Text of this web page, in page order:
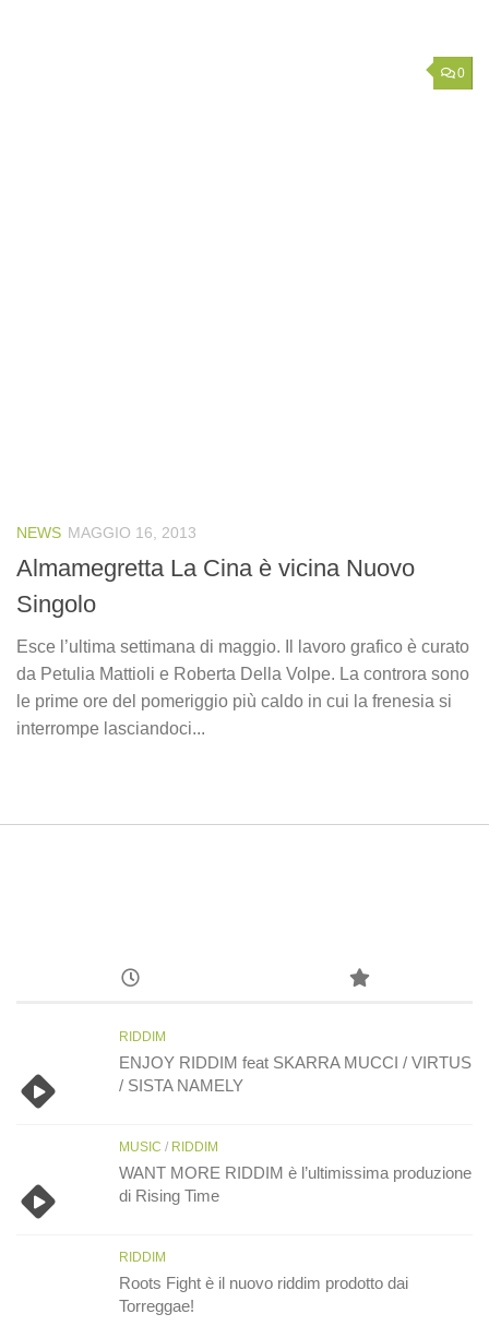
0
NEWS MAGGIO 16, 2013
Almamegretta La Cina è vicina Nuovo
Singolo
Esce l’ultima settimana di maggio. Il lavoro grafico è curato
da Petulia Mattioli e Roberta Della Volpe. La controra sono
le prime ore del pomeriggio più caldo in cui la frenesia si
interrompe lasciandoci...
RIDDIM
ENJOY RIDDIM feat SKARRA MUCCI / VIRTUS
/ SISTA NAMELY
MUSIC / RIDDIM
WANT MORE RIDDIM è l’ultimissima produzione
di Rising Time
RIDDIM
Roots Fight è il nuovo riddim prodotto dai
Torreggae!